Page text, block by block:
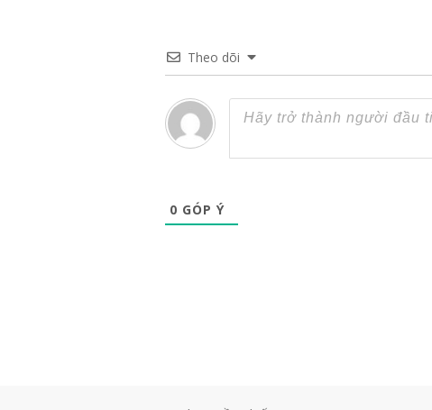
Theo dõi
0 GÓP Ý